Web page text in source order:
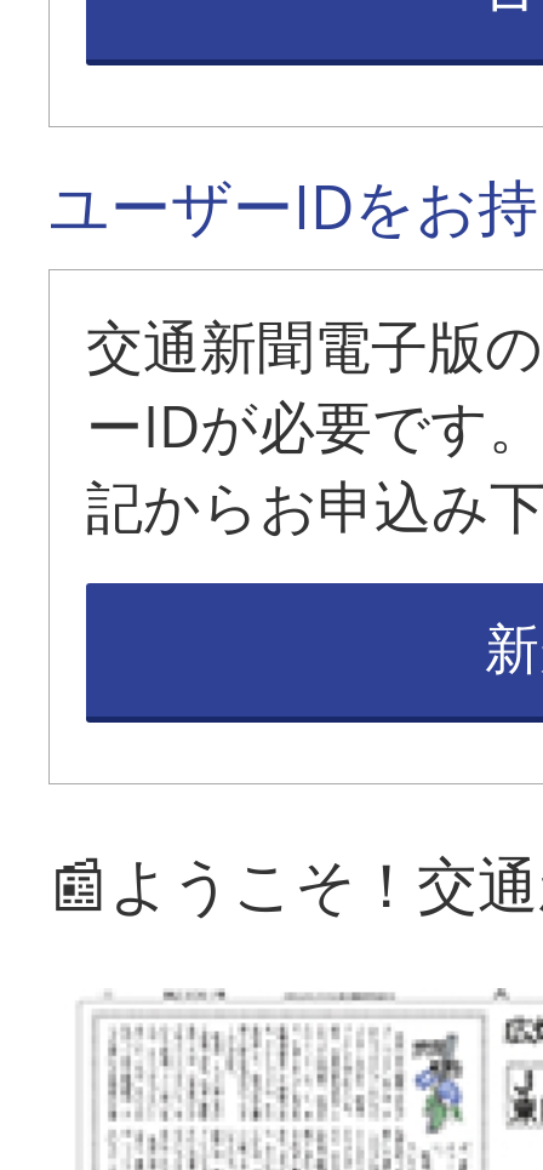
ユーザーIDをお
交通新聞電子版
ーIDが必要です
記からお申込み
📰ようこそ！交